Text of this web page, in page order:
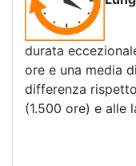
durata
ore e una media
differenza
(1.500 ore) e alle